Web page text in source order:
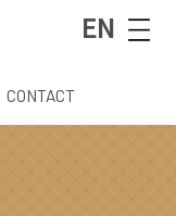
EN
CONTACT